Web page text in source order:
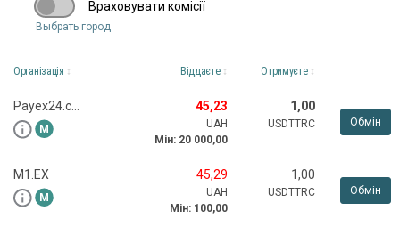
Враховувати комісії
Выбрать город
Організація Віддаєте Отримуєте
45,23
UAH
Мін: 20 000,00
1,00
USDTTRC Обмін
M1.EX 45,29
UAH
Мін: 100,00
1,00
USDTTRC Обмін